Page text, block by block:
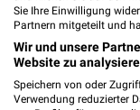
Büro Spezial
Sie Ihre Einwilligung
Partnern mitgeteilt und
Wir und unsere
Website zu
Speichern von oder
Verwendung reduzierter